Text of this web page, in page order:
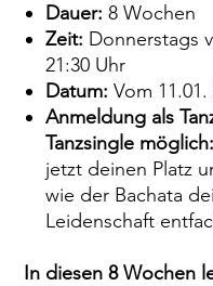
Dauer: 8 Wochen
Zeit: Donnerstags
21:30 Uhr
Datum: Vom
Anmeldung als
Tanzsingle möglich:
jetzt deinen Platz
wie der Bachata
Leidenschaft
In diesen 8 Wochen